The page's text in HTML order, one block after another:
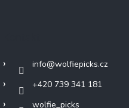
info@wolfiepicks.cz
+420 739 341 181
wolfie_picks